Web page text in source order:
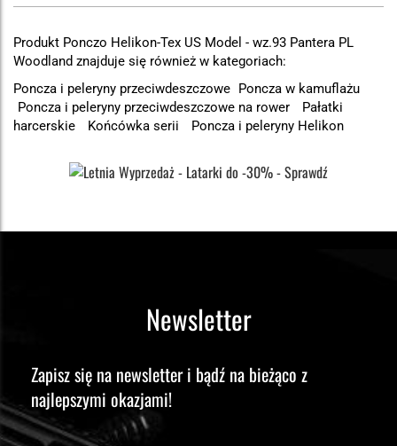
Produkt Ponczo Helikon-Tex US Model - wz.93 Pantera PL
Woodland znajduje się również w kategoriach:
Poncza i peleryny przeciwdeszczowe Poncza w kamuflażu
Poncza i peleryny przeciwdeszczowe na rower
Pałatki
harcerskie
Końcówka serii Poncza i peleryny Helikon
Newsletter
Zapisz się na newsletter i bądź na bieżąco z
najlepszymi okazjami!